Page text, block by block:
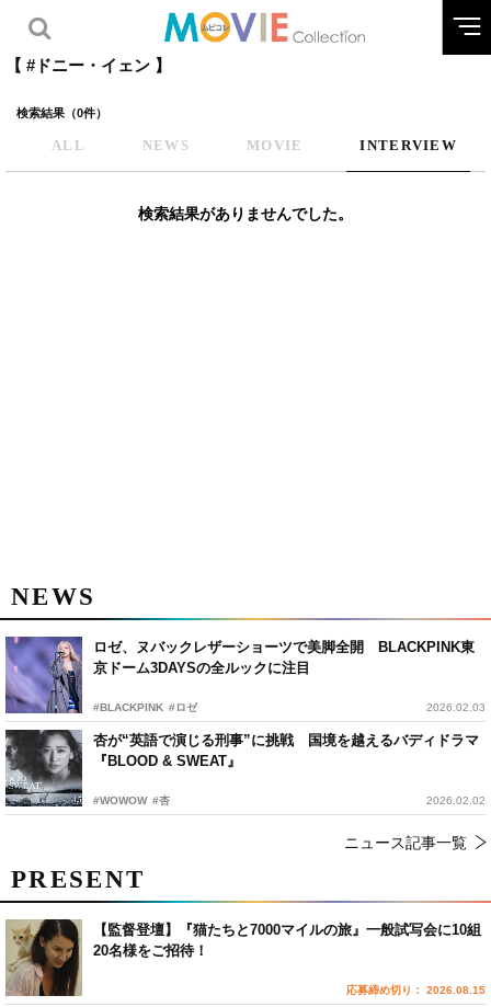
【 #ドニー・イェン 】
検索結果（0件）
ALL NEWS MOVIE INTERVIEW
検索結果がありませんでした。
NEWS
ロゼ、ヌバックレザーショーツで美脚全開 BLACKPINK東
京ドーム3DAYSの全ルックに注目
#BLACKPINK #ロゼ 2026.02.03
杏が“英語で演じる刑事”に挑戦 国境を越えるバディドラマ
『BLOOD & SWEAT』
#WOWOW #杏 2026.02.02
ニュース記事一覧
PRESENT
【監督登壇】『猫たちと7000マイルの旅』一般試写会に10組
20名様をご招待！
応募締め切り： 2026.08.15